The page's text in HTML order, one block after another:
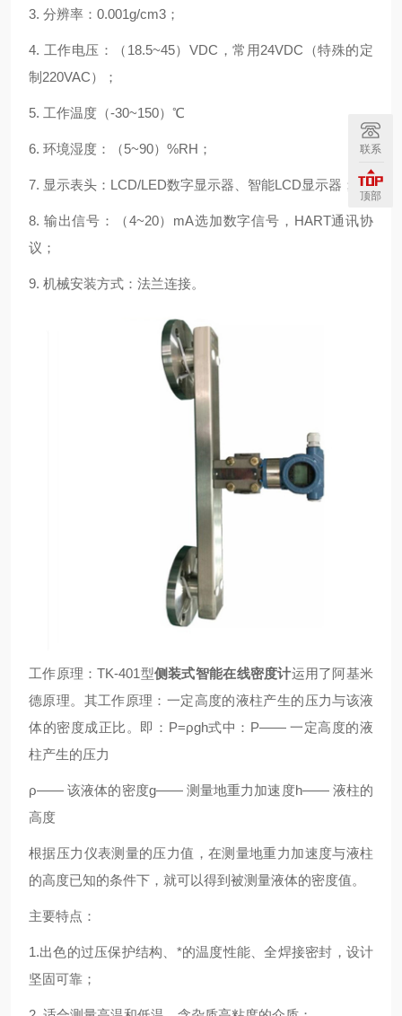
3. 分辨率： 0.001g/cm3 ；
4. 工作电压：（ 18.5~45）VDC ，常用24VDC （特殊的定
制 220VAC）；
5. 工作温度（-30~150）℃
6. 环境湿度：（5~90） %RH ；
7. 显示表头： LCD/LED数字显示器、智能LCD显示器；
8. 输出信号：（4~20） mA选加数字信号， HART通讯协
议；
9. 机械安装方式：法兰连接。
工作原理：TK-401型侧装式智能在线密度计运用了阿基米
德原理。其工作原理：一定高度的液柱产生的压力与该液
体的密度成正比。即： P=ρgh式中： P—— 一定高度的液
柱产生的压力
ρ—— 该液体的密度g—— 测量地重力加速度h—— 液柱的
高度
根据压力仪表测量的压力值，在测量地重力加速度与液柱
的高度已知的条件下，就可以得到被测量液体的密度值。
主要特点：
1.出色的过压保护结构、*的温度性能、全焊接密封，设计
坚固可靠；
联系
顶部